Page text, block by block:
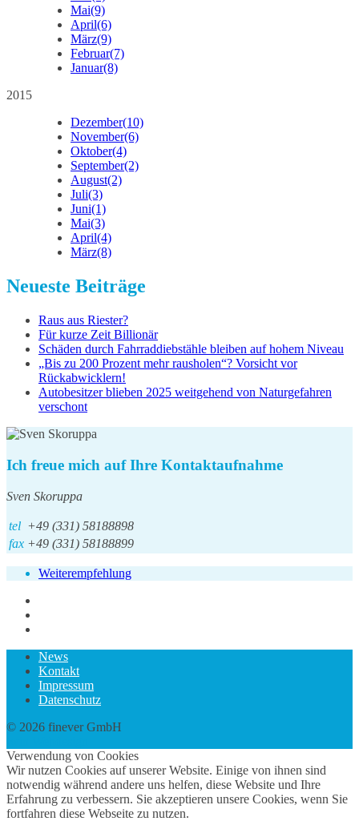
Mai(9)
April(6)
März(9)
Februar(7)
Januar(8)
2015
Dezember(10)
November(6)
Oktober(4)
September(2)
August(2)
Juli(3)
Juni(1)
Mai(3)
April(4)
März(8)
Neueste Beiträge
Raus aus Riester?
Für kurze Zeit Billionär
Schäden durch Fahrraddiebstähle bleiben auf hohem Niveau
„Bis zu 200 Prozent mehr rausholen“? Vorsicht vor
Rückabwicklern!
Autobesitzer blieben 2025 weitgehend von Naturgefahren
verschont
Ich freue mich auf Ihre Kontaktaufnahme
Sven Skoruppa
tel +49 (331) 58188898
fax +49 (331) 58188899
Weiterempfehlung
News
Kontakt
Impressum
Datenschutz
© 2026 finever GmbH
Verwendung von Cookies
Wir nutzen Cookies auf unserer Website. Einige von ihnen sind
notwendig während andere uns helfen, diese Website und Ihre
Erfahrung zu verbessern. Sie akzeptieren unsere Cookies, wenn Sie
fortfahren diese Webseite zu nutzen.